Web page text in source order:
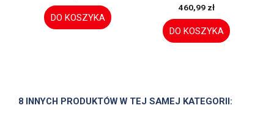
DO KOSZYKA
460,99 zł
DO KOSZYKA
8 INNYCH PRODUKTÓW W TEJ SAMEJ KATEGORII: